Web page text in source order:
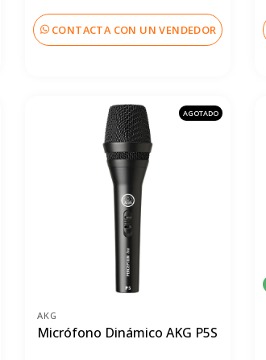
CONTACTA CON UN VENDEDOR
AGOTADO
AKG
Micrófono Dinámico AKG P5S